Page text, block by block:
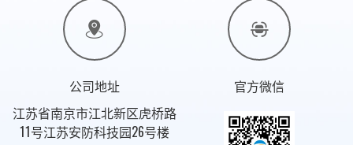
公司地址
江苏省南京市江北新区虎桥路
11号江苏安防科技园26号楼
官方微信